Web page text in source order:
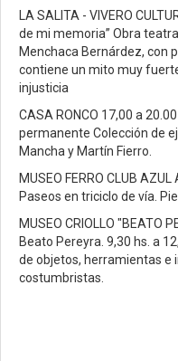
LA SALITA - VIVERO
de mi memoria” Obra
Menchaca Bernárdez, con
contiene un mito muy
injusticia
CASA RONCO 17,00 a
permanente Colección de
Mancha y Martín Fierro.
MUSEO FERRO CLUB
Paseos en triciclo de vía.
MUSEO CRIOLLO "BEATO
Beato Pereyra. 9,30 hs. a
de objetos, herramientas e
costumbristas.